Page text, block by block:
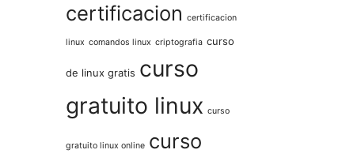
certificacion certificacion
linux comandos linux criptografia curso
de linux gratis curso
gratuito linux curso
gratuito linux online curso